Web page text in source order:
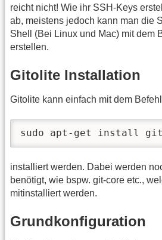
reicht nicht! Wie ihr SSH-Keys
ab, meistens jedoch kann man die
Shell (Bei Linux und Mac) mit dem
erstellen.
Gitolite Installation
Gitolite kann einfach mit dem Befehl
sudo apt-get install
installiert werden. Dabei werden
benötigt, wie bspw. git-core etc.,
mitinstalliert werden.
Grundkonfiguration